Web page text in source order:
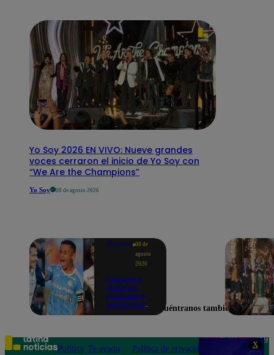
X
Yo Soy 2026 EN VIVO: Nueve grandes
voces cerraron el inicio de Yo Soy con
“We Are the Champions”
Yo Soy 08 de agosto 2026
Deportes 08 de
agosto
2026
Partidos y
tabla de
posiciones
del Torneo
en la fecha 4
Encuéntranos también en
Política Te ayudo
Política de privacidad
Teléfono: 219